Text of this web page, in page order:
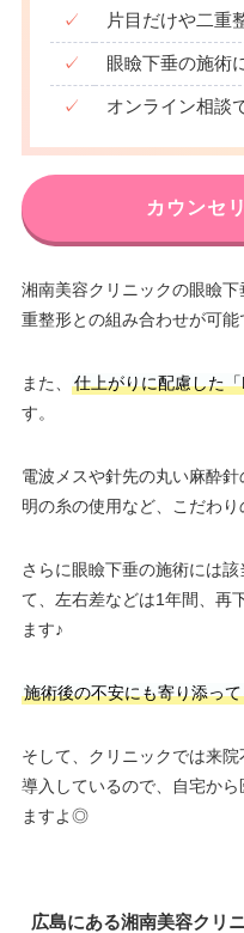
✓ 片目だけや二重
✓ 眼瞼下垂の施術
✓ オンライン相談
カウンセ
湘南美容クリニックの眼瞼
重整形との組み合わせが可能
また、 仕上がりに配慮した
す。
電波メスや針先の丸い麻酔
明の糸の使用など、こだわり
さらに眼瞼下垂の施術には
て、左右差などは1年間、再
ます♪
施術後の不安にも寄り添っ
そして、クリニックでは来
導入しているので、自宅か
ますよ◎
広島にある湘南美容クリ